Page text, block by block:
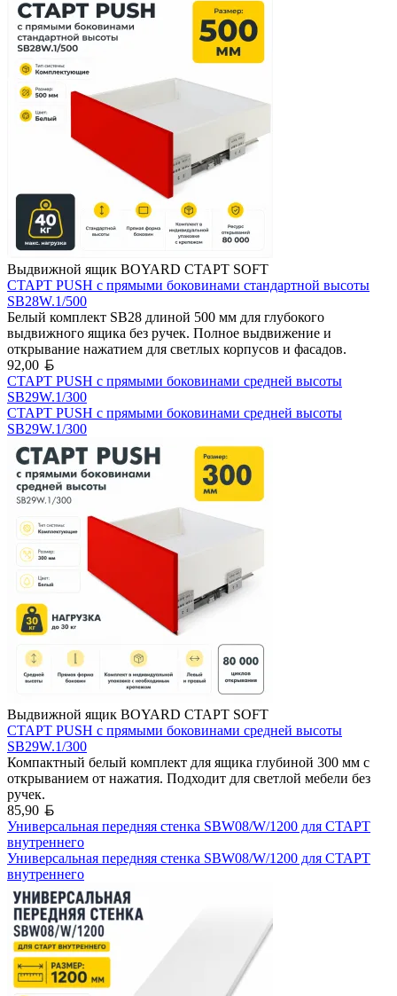
Выдвижной ящик BOYARD СТАРТ SOFT
СТАРТ PUSH с прямыми боковинами стандартной высоты
SB28W.1/500
Белый комплект SB28 длиной 500 мм для глубокого
выдвижного ящика без ручек. Полное выдвижение и
открывание нажатием для светлых корпусов и фасадов.
92,00
СТАРТ PUSH с прямыми боковинами средней высоты
SB29W.1/300
СТАРТ PUSH с прямыми боковинами средней высоты
SB29W.1/300
Выдвижной ящик BOYARD СТАРТ SOFT
СТАРТ PUSH с прямыми боковинами средней высоты
SB29W.1/300
Компактный белый комплект для ящика глубиной 300 мм с
открыванием от нажатия. Подходит для светлой мебели без
ручек.
85,90
Универсальная передняя стенка SBW08/W/1200 для СТАРТ
внутреннего
Универсальная передняя стенка SBW08/W/1200 для СТАРТ
внутреннего